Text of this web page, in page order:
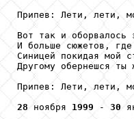
Припев: Лети, лети,
Вот так и оборвалось
И больше сюжетов,
Синицей покидая мой
Другому обернешся ты
Припев: Лети, лети,
28 ноября 1999 - 30